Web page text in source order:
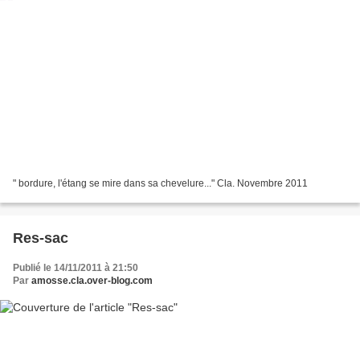
" bordure, l'étang se mire dans sa chevelure..." Cla. Novembre 2011
Res-sac
Publié le 14/11/2011 à 21:50
Par amosse.cla.over-blog.com